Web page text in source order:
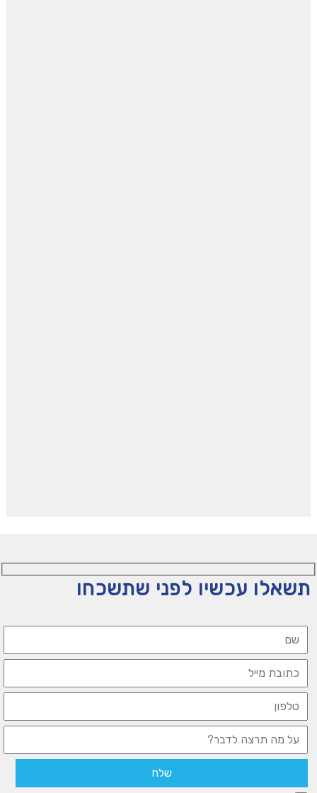
תשאלו עכשיו לפני שתשכחו